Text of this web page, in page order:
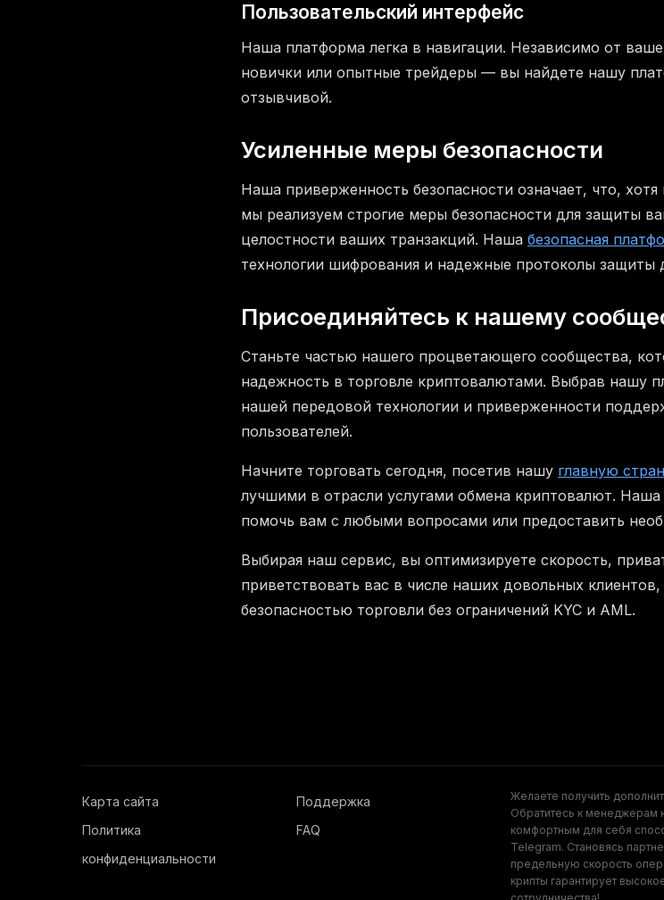
Пользовательский интерфейс
Наша платформа легка в навигации. Независимо от
новички или опытные трейдеры — вы найдете нашу
отзывчивой.
Усиленные меры безопасности
Наша приверженность безопасности означает, что,
мы реализуем строгие меры безопасности для защиты
целостности ваших транзакций. Наша безопасная
технологии шифрования и надежные протоколы защиты
Присоединяйтесь к нашему
Станьте частью нашего процветающего сообщества,
надежность в торговле криптовалютами. Выбрав нашу
нашей передовой технологии и приверженности
пользователей.
Начните торговать сегодня, посетив нашу главную
лучшими в отрасли услугами обмена криптовалют.
помочь вам с любыми вопросами или предоставить
Выбирая наш сервис, вы оптимизируете скорость,
приветствовать вас в числе наших довольных
безопасностью торговли без ограничений KYC и AML.
Карта сайта
Политика
конфиденциальности
Поддержка
FAQ
Желаете получить
Обратитесь к менеджерам
комфортным для себя
Telegram. Становясь
предельную скорость
крипты гарантирует